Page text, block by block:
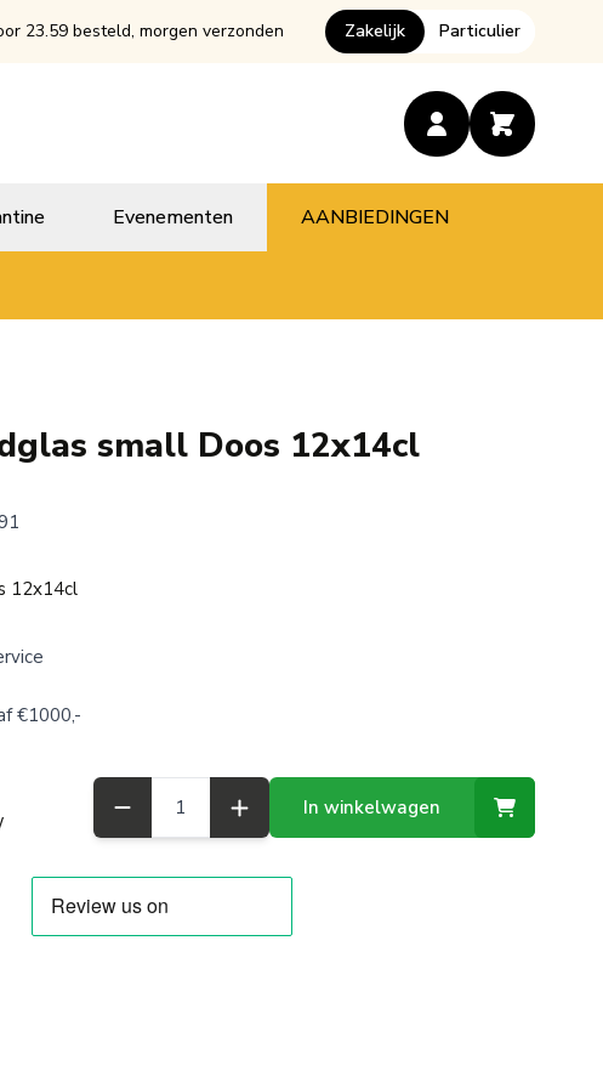
23.59 besteld, morgen verzonden Zakelijk Particulier
Evenementen AANBIEDINGEN
small Doos 12x14cl
12x14cl
€1000,-
In winkelwagen